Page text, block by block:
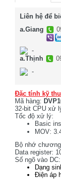
Liên hệ để
a.Giang
-
a.Thịnh
-
Đặc tính kỹ
Mã hàng:
32-bit CPU xử
Tốc độ xử lý:
Basic
MOV:
Bộ nhớ
Data register:
Số ngõ vào
Dạng
Điện áp